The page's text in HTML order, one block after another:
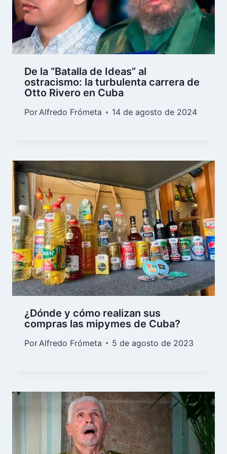
De la “Batalla de Ideas” al
ostracismo: la turbulenta carrera de
Otto Rivero en Cuba
PorAlfredo Frómeta 14 de agosto de 2024
¿Dónde y cómo realizan sus
compras las mipymes de Cuba?
Por Alfredo Frómeta 5 de agosto de 2023